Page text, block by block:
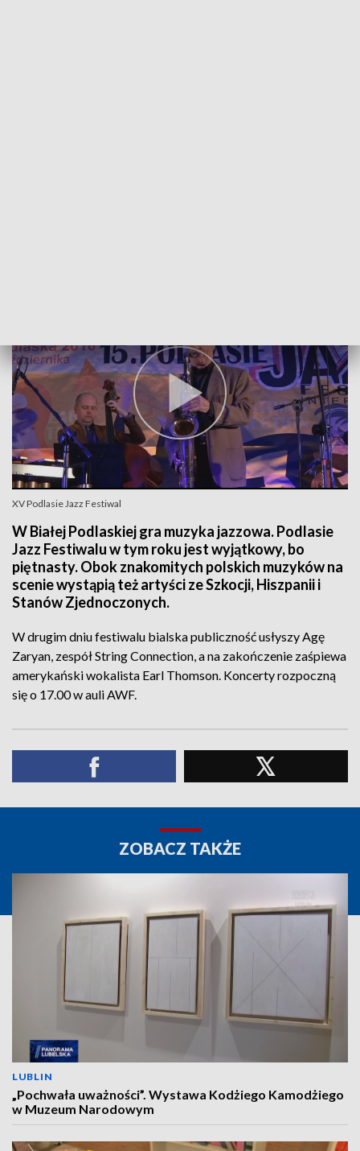
XV Podlasie Jazz Festiwal
W Białej Podlaskiej gra muzyka jazzowa. Podlasie
Jazz Festiwalu w tym roku jest wyjątkowy, bo
piętnasty. Obok znakomitych polskich muzyków na
scenie wystąpią też artyści ze Szkocji, Hiszpanii i
Stanów Zjednoczonych.
W drugim dniu festiwalu bialska publiczność usłyszy Agę
Zaryan, zespół String Connection, a na zakończenie zaśpiewa
amerykański wokalista Earl Thomson. Koncerty rozpoczną
się o 17.00 w auli AWF.
ZOBACZ TAKŻE
LUBLIN
„Pochwała uważności”. Wystawa Kodżiego Kamodżiego
w Muzeum Narodowym